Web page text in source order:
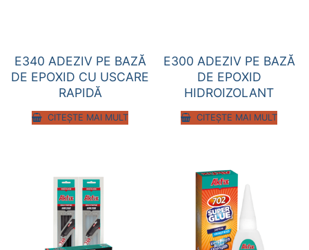
E340 ADEZIV PE BAZĂ
DE EPOXID CU USCARE
RAPIDĂ
CITEȘTE MAI MULT
E300 ADEZIV PE BAZĂ
DE EPOXID
HIDROIZOLANT
CITEȘTE MAI MULT